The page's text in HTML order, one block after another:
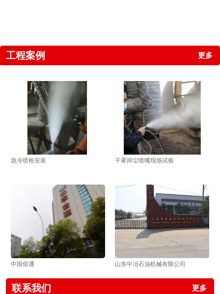
工程案例 更多
急冷喷枪安装 干雾抑尘喷嘴现场试验
中国佰通 山东中冶石油机械有限公司
联系我们 更多